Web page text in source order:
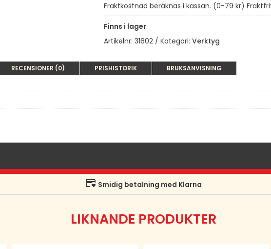
Fraktkostnad beräknas i kassan. (0-79 kr)
Finns i lager
Artikelnr: 31602 Kategori: Verktyg
RECENSIONER (0) PRISHISTORIK BRUKSANVISNING
Smidig betalning med Klarna
LIKNANDE PRODUKTER